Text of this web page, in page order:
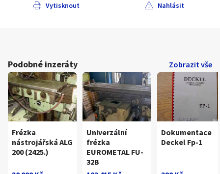
Vytisknout Nahlásit
Podobné inzeráty Zobrazit vše
Frézka
nástrojářská ALG
200 (2425.)
Univerzální
frézka
EUROMETAL FU-
32B
Dokumentace
Deckel Fp-1